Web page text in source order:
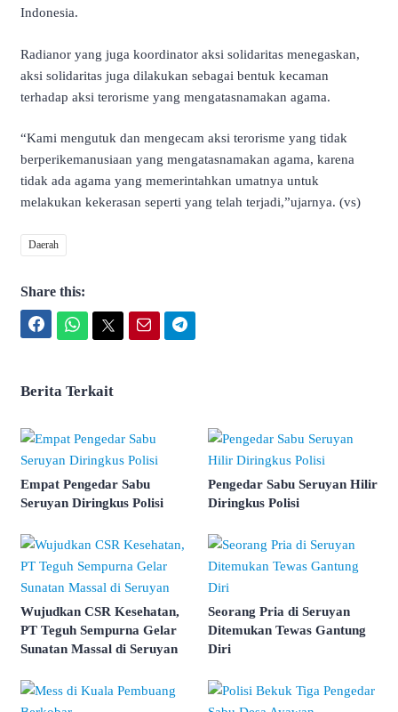
Indonesia.
Radianor yang juga koordinator aksi solidaritas menegaskan,
aksi solidaritas juga dilakukan sebagai bentuk kecaman
terhadap aksi terorisme yang mengatasnamakan agama.
“Kami mengutuk dan mengecam aksi terorisme yang tidak
berperikemanusiaan yang mengatasnamakan agama, karena
tidak ada agama yang memerintahkan umatnya untuk
melakukan kekerasan seperti yang telah terjadi,”ujarnya. (vs)
Daerah
Share this:
Berita Terkait
Empat Pengedar Sabu
Seruyan Diringkus Polisi
Pengedar Sabu Seruyan Hilir
Diringkus Polisi
Wujudkan CSR Kesehatan,
PT Teguh Sempurna Gelar
Sunatan Massal di Seruyan
Seorang Pria di Seruyan
Ditemukan Tewas Gantung
Diri